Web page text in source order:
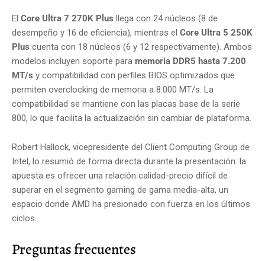
El Core Ultra 7 270K Plus llega con 24 núcleos (8 de
desempeño y 16 de eficiencia), mientras el Core Ultra 5 250K
Plus cuenta con 18 núcleos (6 y 12 respectivamente). Ambos
modelos incluyen soporte para memoria DDR5 hasta 7.200
MT/s y compatibilidad con perfiles BIOS optimizados que
permiten overclocking de memoria a 8.000 MT/s. La
compatibilidad se mantiene con las placas base de la serie
800, lo que facilita la actualización sin cambiar de plataforma.
Robert Hallock, vicepresidente del Client Computing Group de
Intel, lo resumió de forma directa durante la presentación: la
apuesta es ofrecer una relación calidad-precio difícil de
superar en el segmento gaming de gama media-alta, un
espacio donde AMD ha presionado con fuerza en los últimos
ciclos.
Preguntas frecuentes